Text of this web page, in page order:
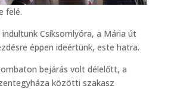
felé.
Csíksomlyóra, a Mária út
éppen ideértünk, este hatra.
bejárás volt délelőtt, a
közötti szakasz